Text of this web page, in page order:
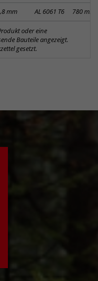
mm AL 6061 T6 780 mm
oder eine
Bauteile angezeigt.
gesetzt.